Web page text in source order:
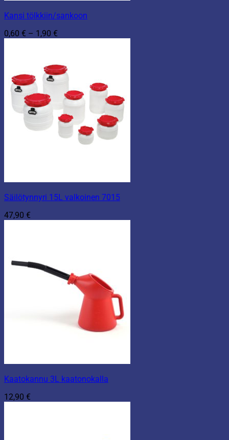
Kansi tölkkiin/sankoon
0,60 € – 1,90 €
1,90 €
Säilötynnyri 15L valkoinen 7015
47,90 €
Kaatokannu 3L kaatonokalla
12,90 €